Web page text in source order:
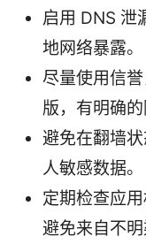
启用 DNS 泄
地网络暴露。
尽量使用信
版，有明确的
避免在翻墙
人敏感数据。
定期检查应
避免来自不明